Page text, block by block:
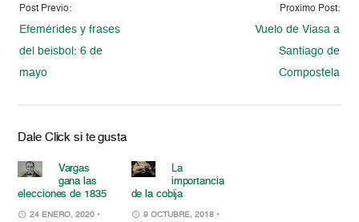
Post Previo:
Efemérides y frases
del beisbol: 6 de
mayo
Proximo Post:
Vuelo de Viasa a
Santiago de
Compostela
Dale Click si te gusta
Vargas
gana las
elecciones de 1835
24 ENERO, 2020 •
La
importancia
de la cobija
9 OCTUBRE, 2018 •